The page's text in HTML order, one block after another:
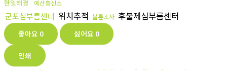
한일해결
예산흥신소
군포심부름센터 위치추적 불륜조사 후불제심부름센터
좋아요 0 싫어요 0
인쇄